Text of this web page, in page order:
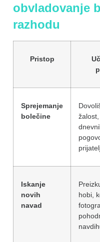
obvladovanje
razhodu
Pristop
Sprejemanje
bolečine
Iskanje
novih
navad
hobi,